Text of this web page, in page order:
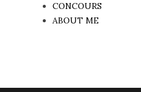
CONCOURS
ABOUT ME